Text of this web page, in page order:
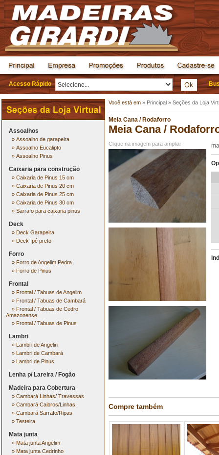
Acesso Rápido
Assoalhos
» Assoalho de garapeira
» Assoalho Eucalipto
» Assoalho Pinus
Caixaria para construção
» Caixaria de Pinus 15 cm
» Caixaria de Pinus 20 cm
» Caixaria de Pinus 25 cm
» Caixaria de Pinus 30 cm
» Sarrafo para caixaria pinus
Deck
» Deck Garapeira
» Deck Ipê preto
Forro
» Forro de Angelim Pedra
» Forro de Pinus
Frontal
» Frontal / Tabuas de Angelim
» Frontal / Tabuas de Cambará
» Frontal / Tabuas de Cedro
Amazonense
» Frontal / Tabuas de Pinus
Lambri
» Lambri de Angelin
» Lambri de Cambará
» Lambri de Pinus
Lenha p/ Lareira / Fogão
Madeira para Cobertura
» Cambará Linhas/ Travessas
» Cambará Caibros/Linhas
» Cambará Sarrafo/Ripas
» Testeira
Mata junta
» Mata junta Angelim
» Mata junta Cedrinho
Você está em » Principal » Seções da Loja
Meia Cana / Rodaforro
Meia Cana /
Clique na imagem para ampliar
Compre também